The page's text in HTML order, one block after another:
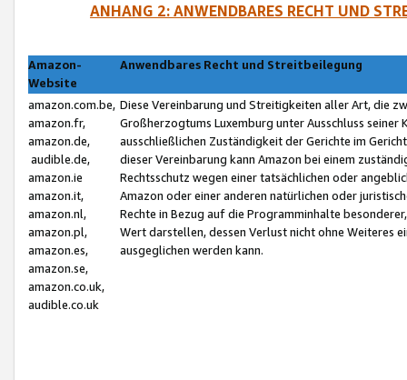
ANHANG 2: ANWENDBARES RECHT UND
Amazon-
Website
Anwendbares Recht und Streitbeilegung
amazon.com.be,
amazon.fr,
amazon.de,
audible.de,
amazon.ie
amazon.it,
amazon.nl,
amazon.pl,
amazon.es,
amazon.se,
amazon.co.uk,
audible.co.uk
Diese Vereinbarung und Streitigkeiten aller Art, die
Großherzogtums Luxemburg unter Ausschluss
ausschließlichen Zuständigkeit der Gerichte im
dieser Vereinbarung kann Amazon bei einem
Rechtsschutz wegen einer tatsächlichen oder
Amazon oder einer anderen natürlichen oder
Rechte in Bezug auf die Programminhalte
Wert darstellen, dessen Verlust nicht ohne Weiteres
ausgeglichen werden kann.